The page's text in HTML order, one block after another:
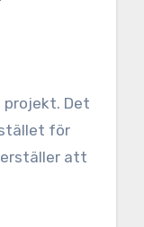
projekt. Det
för
att